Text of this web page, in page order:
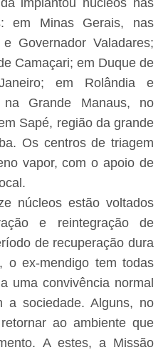
implantou núcleos nas
em Minas Gerais, nas
Governador Valadares;
Camaçari; em Duque de
em Rolândia e
Grande Manaus, no
Sapé, região da grande
Os centros de triagem
vapor, com o apoio de
núcleos estão voltados
e reintegração de
de recuperação dura
o ex-mendigo tem todas
uma convivência normal
sociedade. Alguns, no
ao ambiente que
A estes, a Missão